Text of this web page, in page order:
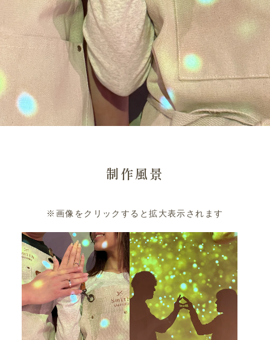
制作風景
※画像をクリックすると拡大表示されます